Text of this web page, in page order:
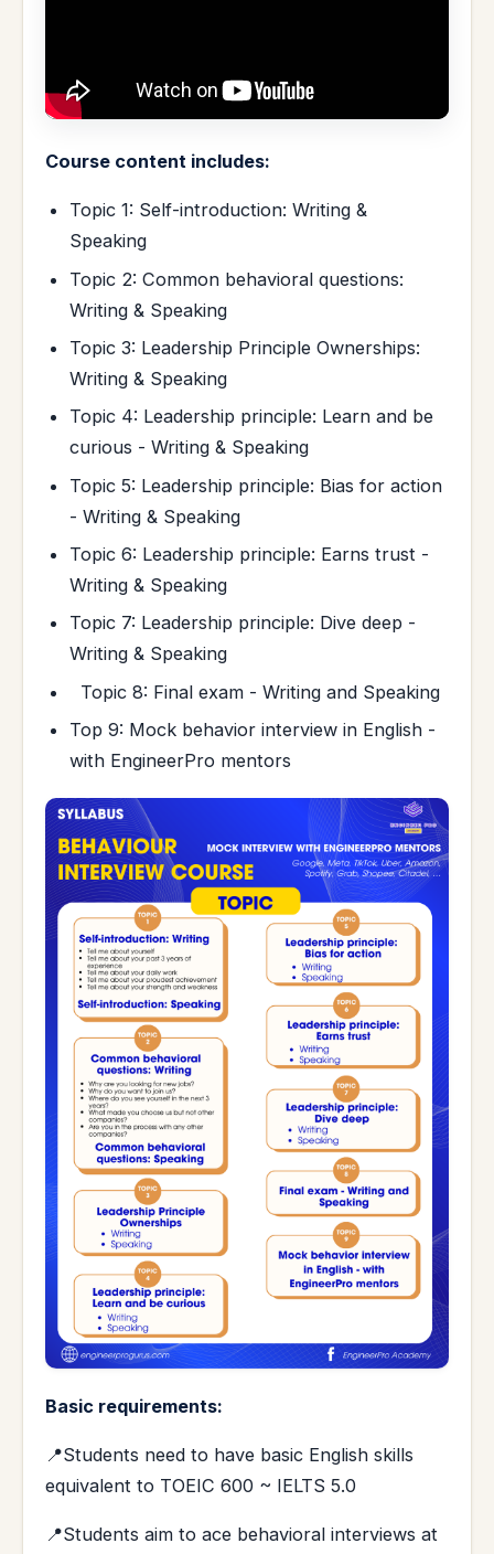
Course content includes:
Topic 1: Self-introduction: Writing &
Speaking
Topic 2: Common behavioral questions:
Writing & Speaking
Topic 3: Leadership Principle Ownerships:
Writing & Speaking
Topic 4: Leadership principle: Learn and be
curious - Writing & Speaking
Topic 5: Leadership principle: Bias for action
- Writing & Speaking
Topic 6: Leadership principle: Earns trust -
Writing & Speaking
Topic 7: Leadership principle: Dive deep -
Writing & Speaking
Topic 8: Final exam - Writing and Speaking
Top 9: Mock behavior interview in English -
with EngineerPro mentors
Basic requirements:
📍Students need to have basic English skills
equivalent to TOEIC 600 ~ IELTS 5.0
📍Students aim to ace behavioral interviews at